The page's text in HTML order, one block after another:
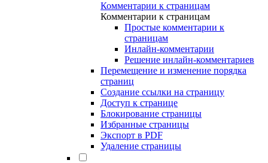
Комментарии к страницам
Комментарии к страницам
Простые комментарии к
страницам
Инлайн-комментарии
Решение инлайн-комментариев
Перемещение и изменение порядка
страниц
Создание ссылки на страницу
Доступ к странице
Блокирование страницы
Избранные страницы
Экспорт в PDF
Удаление страницы